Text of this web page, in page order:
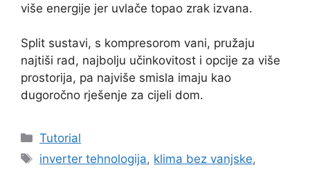
više energije jer uvlače topao zrak izvana.
Split sustavi, s kompresorom vani, pružaju
najtiši rad, najbolju učinkovitost i opcije za više
prostorija, pa najviše smisla imaju kao
dugoročno rješenje za cijeli dom.
Kategorije
Tutorial
Oznake
inverter tehnologija, klima bez vanjske,